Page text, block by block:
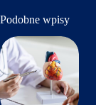
Podobne wpisy